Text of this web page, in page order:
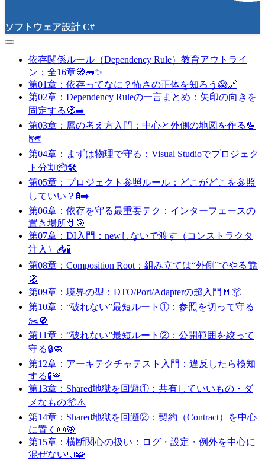
ソフトウェア設計 C#
依存関係ルール（Dependency Rule）教育アウトライ
ン：全16章🧭🧱✨
第01章：依存ってなに？怖さの正体を知ろう😱🔗
第02章：Dependency Ruleの一言まとめ：矢印の向きを
固定する🧭➡️
第03章：層の考え方入門：中心と外側の地図を作る🧅
🗺️
第04章：まずは物理で守る：Visual Studioでプロジェク
ト分割📦🛠️
第05章：プロジェクト参照ルール：どこがどこを参照
していい？🚦➡️
第06章：依存を守る最重要テク：インターフェースの
置き場所🧷🎯
第07章：DI入門：newしないで渡す（コンストラクタ
注入）📥🧪
第08章：Composition Root：組み立ては“外側”でやる🏗️
🧭
第09章：境界の型：DTO/Port/Adapterの超入門🚪📦
第10章：“破れない”最短ルート①：参照を切って守る
✂️🚫
第11章：“破れない”最短ルート②：公開範囲を絞って
守る🔒🧼
第12章：アーキテクチャテスト入門：違反したら検知
する🧪🚨
第13章：Shared地獄を回避①：共有していいもの・ダ
メなもの📦⚠️
第14章：Shared地獄を回避②：契約（Contract）を中心
に置く📜🎯
第15章：横断関心の扱い：ログ・設定・例外を中心に
混ぜない🧼🧩